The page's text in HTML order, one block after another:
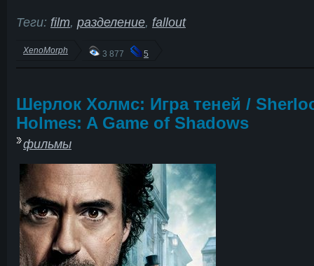
Теги: film, разделение, fallout
XenoMorph 3 877 5
Шерлок Холмс: Игра теней /
Holmes: A Game of Shadows
фильмы